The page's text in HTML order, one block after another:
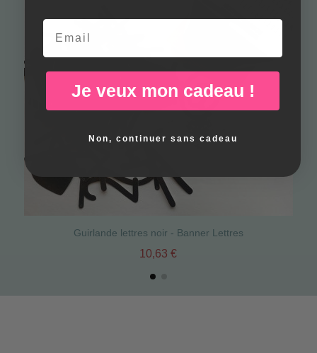
Guirlande lettres noir - Banner Lettres
10,63 €
Email
Je veux mon cadeau !
Non, continuer sans cadeau